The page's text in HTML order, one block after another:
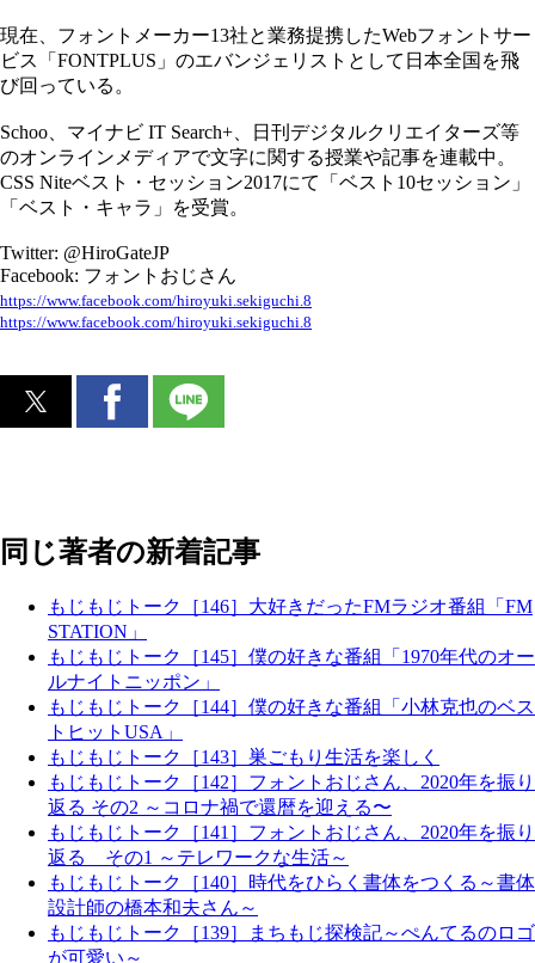
現在、フォントメーカー13社と業務提携したWebフォントサー
ビス「FONTPLUS」のエバンジェリストとして日本全国を飛
び回っている。
Schoo、マイナビ IT Search+、日刊デジタルクリエイターズ等
のオンラインメディアで文字に関する授業や記事を連載中。
CSS Niteベスト・セッション2017にて「ベスト10セッション」
「ベスト・キャラ」を受賞。
Twitter: @HiroGateJP
Facebook: フォントおじさん
https://www.facebook.com/hiroyuki.sekiguchi.8
https://www.facebook.com/hiroyuki.sekiguchi.8
同じ著者の新着記事
もじもじトーク［146］大好きだったFMラジオ番組「FM
STATION」
もじもじトーク［145］僕の好きな番組「1970年代のオー
ルナイトニッポン」
もじもじトーク［144］僕の好きな番組「小林克也のベス
トヒットUSA」
もじもじトーク［143］巣ごもり生活を楽しく
もじもじトーク［142］フォントおじさん、2020年を振り
返る その2 ～コロナ禍で還暦を迎える〜
もじもじトーク［141］フォントおじさん、2020年を振り
返る その1 ～テレワークな生活～
もじもじトーク［140］時代をひらく書体をつくる～書体
設計師の橋本和夫さん～
もじもじトーク［139］まちもじ探検記～ぺんてるのロゴ
が可愛い～